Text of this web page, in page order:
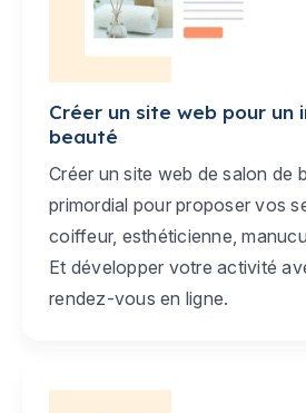
Créer un site web pour un
beauté
Créer un site web de salon de
primordial pour proposer vos
coiffeur, esthéticienne,
Et développer votre activité
rendez-vous en ligne.